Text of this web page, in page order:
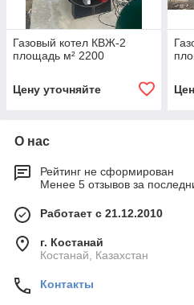
Газовый котел КВЖ-2
площадь м² 2200
Цену уточняйте
О нас
Рейтинг не сформирован
Менее 5 отзывов за
Работает с 21.12.2010
г. Костанай
Костанай, Казахстан
Контакты